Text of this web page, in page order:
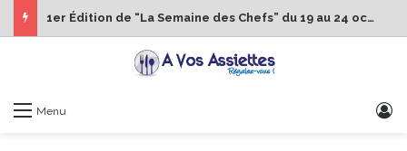
1er Édition de “La Semaine des Chefs” du 19 au 24 octobre 2026
Menu